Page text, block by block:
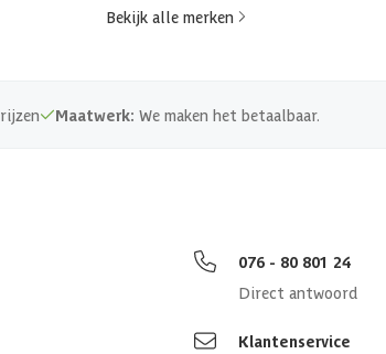
Bekijk alle merken
Maatwerk: We maken het betaalbaar.
076 - 80 801 24
Direct antwoord
Klantenservice